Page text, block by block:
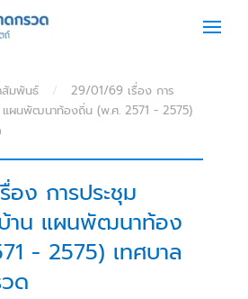
สัมพันธ์
29/01/69 เรื่อง การ
แผนพัฒนาท้องถิ่น (พ.ศ. 2571 - 2575)
ง การประชุม
าน แผนพัฒนาท้อง
- 2575) เทศบาล
ด